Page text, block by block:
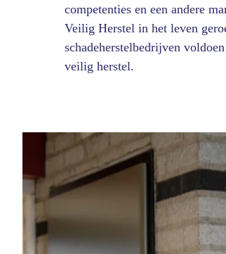
competenties en een andere
Veilig Herstel in het leven
schadeherstelbedrijven
veilig herstel.